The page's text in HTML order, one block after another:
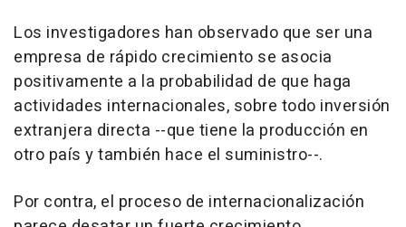
Los investigadores han observado que ser una
empresa de rápido crecimiento se asocia
positivamente a la probabilidad de que haga
actividades internacionales, sobre todo inversión
extranjera directa --que tiene la producción en
otro país y también hace el suministro--.
Por contra, el proceso de internacionalización